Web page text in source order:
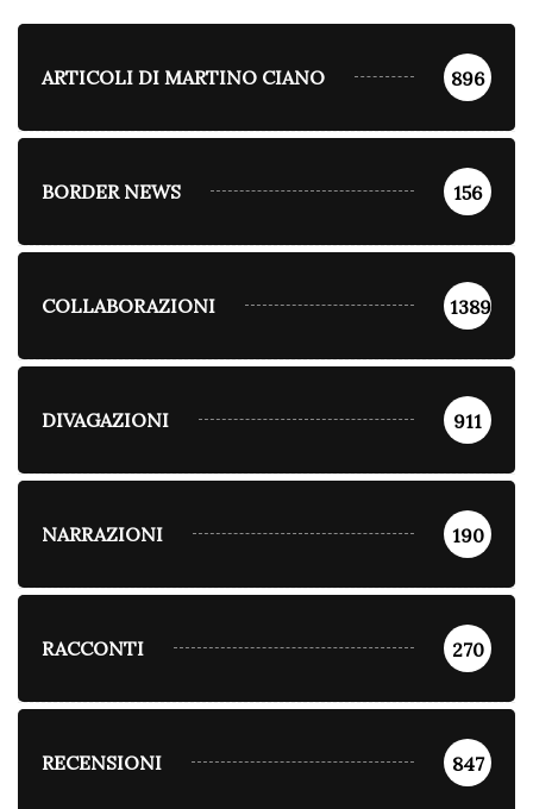
ARTICOLI DI MARTINO CIANO 896
BORDER NEWS 156
COLLABORAZIONI 1389
DIVAGAZIONI 911
NARRAZIONI 190
RACCONTI 270
RECENSIONI 847